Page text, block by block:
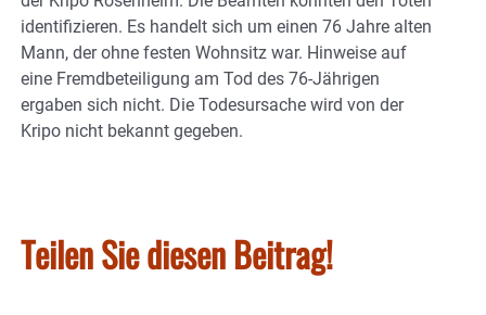
identifizieren. Es handelt sich um einen 76 Jahre alten
Mann, der ohne festen Wohnsitz war. Hinweise auf
eine Fremdbeteiligung am Tod des 76-Jährigen
ergaben sich nicht. Die Todesursache wird von der
Kripo nicht bekannt gegeben.
Teilen Sie diesen Beitrag!